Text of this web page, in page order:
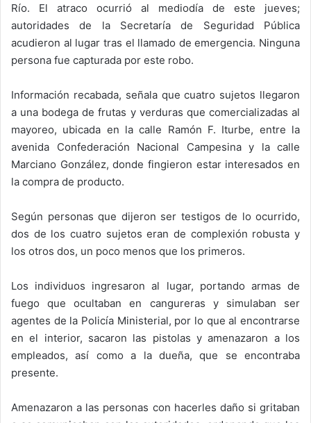
Río. El atraco ocurrió al mediodía de este jueves;
autoridades de la Secretaría de Seguridad Pública
acudieron al lugar tras el llamado de emergencia. Ninguna
persona fue capturada por este robo.
Información recabada, señala que cuatro sujetos llegaron
a una bodega de frutas y verduras que comercializadas al
mayoreo, ubicada en la calle Ramón F. Iturbe, entre la
avenida Confederación Nacional Campesina y la calle
Marciano González, donde fingieron estar interesados en
la compra de producto.
Según personas que dijeron ser testigos de lo ocurrido,
dos de los cuatro sujetos eran de complexión robusta y
los otros dos, un poco menos que los primeros.
Los individuos ingresaron al lugar, portando armas de
fuego que ocultaban en cangureras y simulaban ser
agentes de la Policía Ministerial, por lo que al encontrarse
en el interior, sacaron las pistolas y amenazaron a los
empleados, así como a la dueña, que se encontraba
presente.
Amenazaron a las personas con hacerles daño si gritaban